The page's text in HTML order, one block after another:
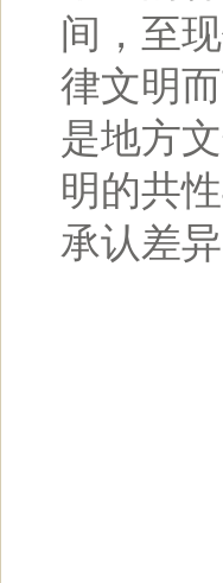
间，至
律文明
是地方
明的共
承认差